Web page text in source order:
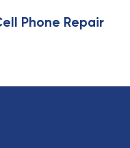
Phone Repair